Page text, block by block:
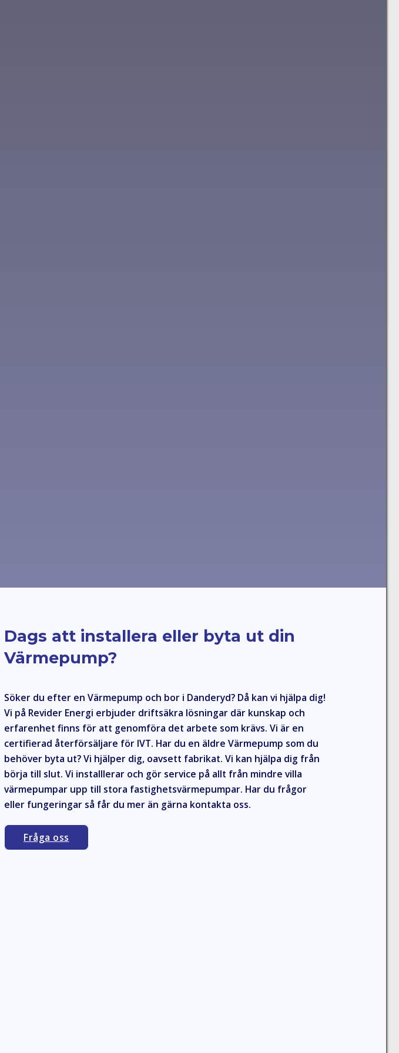
Dags att installera eller byta ut din
Värmepump?
Söker du efter en Värmepump och bor i Danderyd? Då kan vi hjälpa dig!
Vi på Revider Energi erbjuder driftsäkra lösningar där kunskap och
erfarenhet finns för att genomföra det arbete som krävs. Vi är en
certifierad återförsäljare för IVT. Har du en äldre Värmepump som du
behöver byta ut? Vi hjälper dig, oavsett fabrikat. Vi kan hjälpa dig från
börja till slut. Vi installlerar och gör service på allt från mindre villa
värmepumpar upp till stora fastighetsvärmepumpar. Har du frågor
eller fungeringar så får du mer än gärna kontakta oss.
Fråga oss